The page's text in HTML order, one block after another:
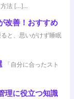
方法 […]...
改善！おすすめ
と、思いがけず睡眠
「自分に合ったスト
理に役立つ知識